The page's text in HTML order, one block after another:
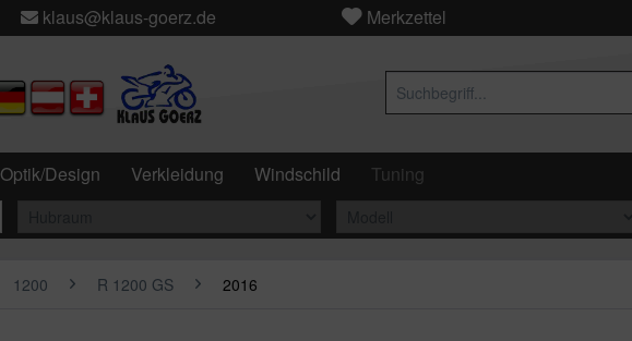
klaus@klaus-goerz.de Merkzettel
Optik/Design Verkleidung Windschild Tuning
1200 R 1200 GS 2016